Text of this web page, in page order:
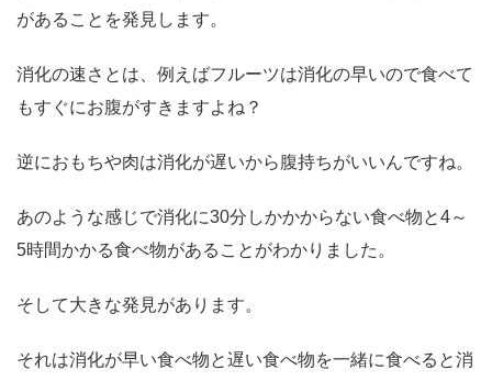
があることを発見します。
消化の速さとは、例えばフルーツは消化の早いので食べて
もすぐにお腹がすきますよね？
逆におもちや肉は消化が遅いから腹持ちがいいんですね。
あのような感じで消化に30分しかかからない食べ物と4～
5時間かかる食べ物があることがわかりました。
そして大きな発見があります。
それは消化が早い食べ物と遅い食べ物を一緒に食べると消